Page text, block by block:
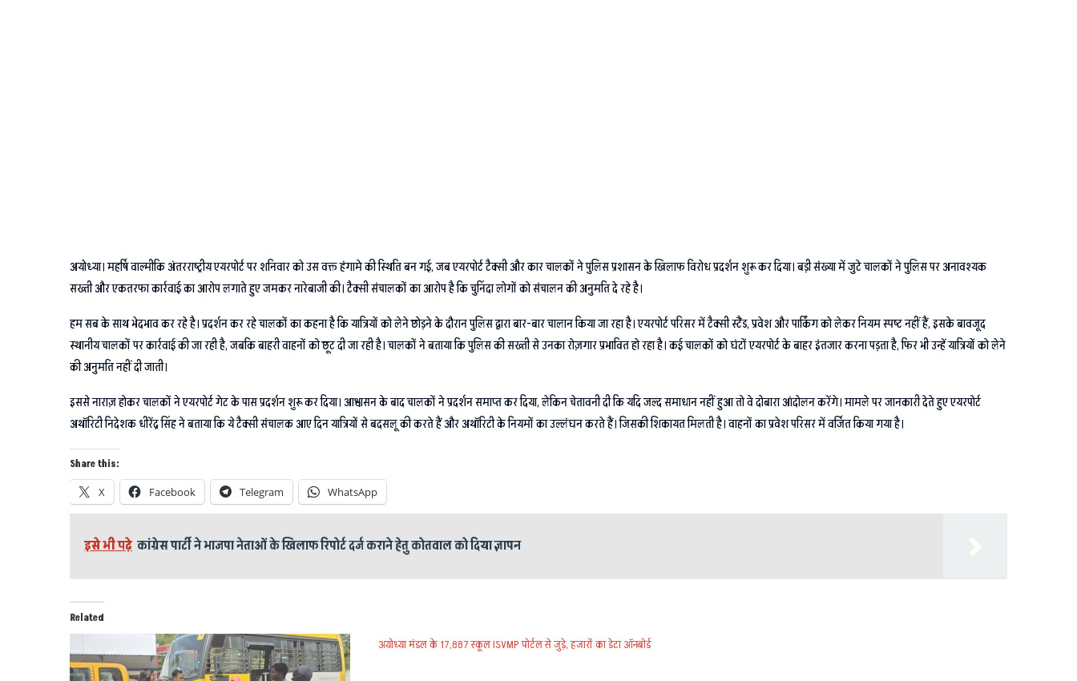
अयोध्या। महर्षि वाल्मीकि अंतरराष्ट्रीय एयरपोर्ट पर शनिवार को उस वक्त हंगामे की स्थिति बन गई, जब एयरपोर्ट टैक्सी और कार चालकों ने पुलिस प्रशासन के खिलाफ विरोध प्रदर्शन शुरू कर दिया। बड़ी संख्या में जुटे चालकों ने पुलिस पर अनावश्यक
सख्ती और एकतरफा कार्रवाई का आरोप लगाते हुए जमकर नारेबाजी की। टैक्सी संचालकों का आरोप है कि चुनिंदा लोगों को संचालन की अनुमति दे रहे है।
हम सब के साथ भेदभाव कर रहे है। प्रदर्शन कर रहे चालकों का कहना है कि यात्रियों को लेने छोड़ने के दौरान पुलिस द्वारा बार-बार चालान किया जा रहा है। एयरपोर्ट परिसर में टैक्सी स्टैंड, प्रवेश और पार्किंग को लेकर नियम स्पष्ट नहीं हैं, इसके बावजूद
स्थानीय चालकों पर कार्रवाई की जा रही है, जबकि बाहरी वाहनों को छूट दी जा रही है। चालकों ने बताया कि पुलिस की सख्ती से उनका रोज़गार प्रभावित हो रहा है। कई चालकों को घंटों एयरपोर्ट के बाहर इंतजार करना पड़ता है, फिर भी उन्हें यात्रियों को लेने
की अनुमति नहीं दी जाती।
इससे नाराज़ होकर चालकों ने एयरपोर्ट गेट के पास प्रदर्शन शुरू कर दिया। आश्वासन के बाद चालकों ने प्रदर्शन समाप्त कर दिया, लेकिन चेतावनी दी कि यदि जल्द समाधान नहीं हुआ तो वे दोबारा आंदोलन करेंगे। मामले पर जानकारी देते हुए एयरपोर्ट
अथॉरिटी निदेशक धीरेंद्र सिंह ने बताया कि ये टैक्सी संचालक आए दिन यात्रियों से बदसलू की करते हैं और अथॉरिटी के नियमों का उल्लंघन करते हैं। जिसकी शिकायत मिलती है। वाहनों का प्रवेश परिसर में वर्जित किया गया है।
Share this:
X Facebook Telegram WhatsApp
इसे भी पढ़े कांग्रेस पार्टी ने भाजपा नेताओं के खिलाफ रिपोर्ट दर्ज कराने हेतु कोतवाल को दिया ज्ञापन
Related
अयोध्या मंडल के 17,887 स्कूल ISVMP पोर्टल से जुड़े, हजारों का डेटा ऑनबोर्ड